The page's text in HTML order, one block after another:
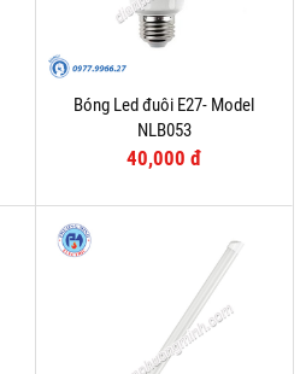
Bóng Led đuôi E27- Model
NLB053
40,000 đ